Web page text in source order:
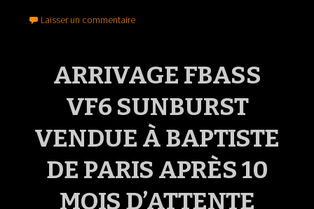
Laisser un commentaire
ARRIVAGE FBASS
VF6 SUNBURST
VENDUE À BAPTISTE
DE PARIS APRÈS 10
MOIS D’ATTENTE